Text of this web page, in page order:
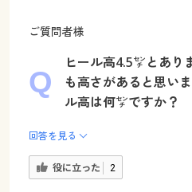
ご質問者様
ヒール高4.5㌢とあり
も高さがあると思い
ル高は何㌢ですか？
回答を見る
役に立った 2